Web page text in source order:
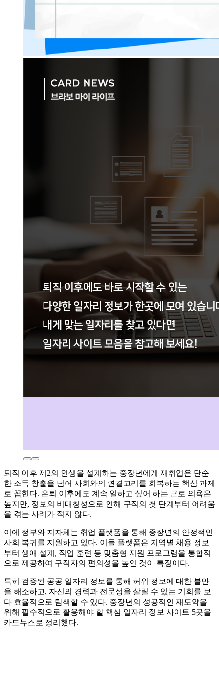
퇴직 이후 제2의 인생을 설계하는 중장년에게 재취업은 단순
한 소득 창출을 넘어 사회와의 연결고리를 회복하는 핵심 과제
로 꼽힌다. 은퇴 이후에도 계속 일하고 싶어 하는 근로 의욕은
높지만, 정보의 비대칭성으로 인해 구직의 첫 단계부터 어려움
을 겪는 사례가 적지 않다.
이에 정부와 지자체는 취업 플랫폼을 통해 중장년의 안정적인
사회 복귀를 지원하고 있다. 이들 플랫폼은 지역별 채용 정보
부터 생애 설계, 직업 훈련 등 맞춤형 지원 프로그램을 통합적
으로 제공하여 구직자의 편의성을 높인 것이 특징이다.
특히 검증된 공공 일자리 정보를 통해 허위 정보에 대한 불안
을 해소하고, 자신의 경력과 전문성을 살릴 수 있는 기회를 보
다 효율적으로 탐색할 수 있다. 중장년의 성공적인 재도약을
위해 필수적으로 활용해야 할 핵심 일자리 정보 사이트 5곳을
카드뉴스로 정리했다.